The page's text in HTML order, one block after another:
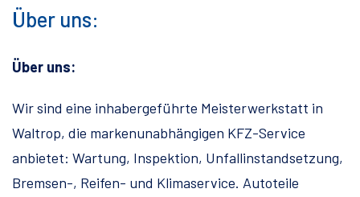
Über uns:
Über uns:
Wir sind eine inhabergeführte Meisterwerkstatt in
Waltrop, die markenunabhängigen KFZ-Service
anbietet: Wartung, Inspektion, Unfallinstandsetzung,
Bremsen-, Reifen- und Klimaservice. Autoteile